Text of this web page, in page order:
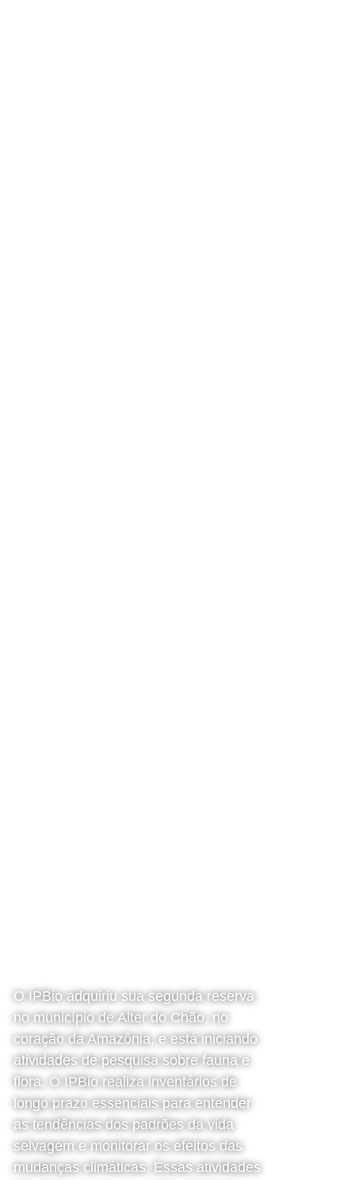
O IPBio adquiriu sua segunda reserva
no município de Alter do Chão, no
coração da Amazônia, e está iniciando
atividades de pesquisa sobre fauna e
flora. O IPBio realiza inventários de
longo prazo essenciais para entender
as tendências dos padrões da vida
selvagem e monitorar os efeitos das
mudanças climáticas. Essas atividades